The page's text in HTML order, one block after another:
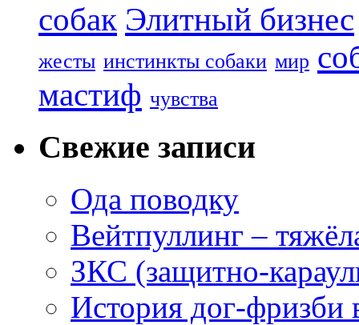
собак Элитный бизнес
жесты инстинкты собаки мир
мастиф чувства
Свежие записи
Ода поводку
Вейтпуллинг –
ЗКС (защитно-
История дог-фризби